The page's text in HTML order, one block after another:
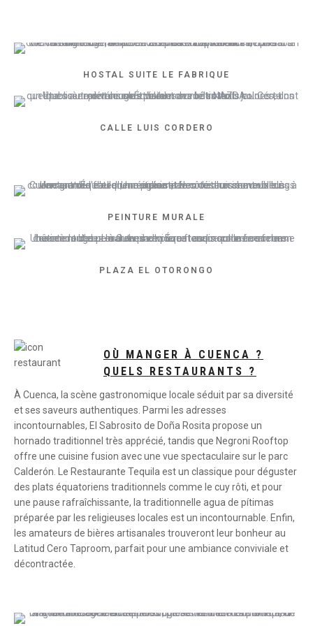
HOSTAL SUITE LE FABRIQUE
CALLE LUIS CORDERO
PEINTURE MURALE
PLAZA EL OTORONGO
OÙ MANGER À CUENCA ?
QUELS RESTAURANTS ?
À Cuenca, la scène gastronomique locale séduit par sa diversité
et ses saveurs authentiques. Parmi les adresses
incontournables, El Sabrosito de Doña Rosita propose un
hornado traditionnel très apprécié, tandis que Negroni Rooftop
offre une cuisine fusion avec une vue spectaculaire sur le parc
Calderón. Le Restaurante Tequila est un classique pour déguster
des plats équatoriens traditionnels comme le cuy rôti, et pour
une pause rafraîchissante, la traditionnelle agua de pítimas
préparée par les religieuses locales est un incontournable. Enfin,
les amateurs de bières artisanales trouveront leur bonheur au
Latitud Cero Taproom, parfait pour une ambiance conviviale et
décontractée.